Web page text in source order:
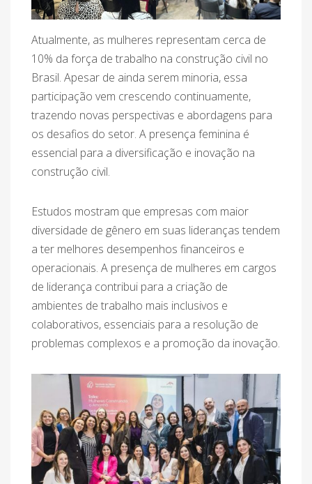
Atualmente, as mulheres representam cerca de
10% da força de trabalho na construção civil no
Brasil. Apesar de ainda serem minoria, essa
participação vem crescendo continuamente,
trazendo novas perspectivas e abordagens para
os desafios do setor. A presença feminina é
essencial para a diversificação e inovação na
construção civil.
Estudos mostram que empresas com maior
diversidade de gênero em suas lideranças tendem
a ter melhores desempenhos financeiros e
operacionais. A presença de mulheres em cargos
de liderança contribui para a criação de
ambientes de trabalho mais inclusivos e
colaborativos, essenciais para a resolução de
problemas complexos e a promoção da inovação.